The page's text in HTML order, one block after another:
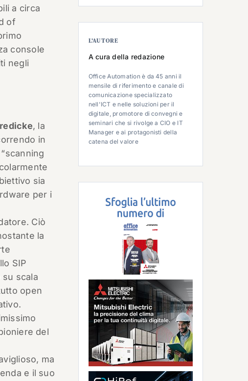
a circa
of
console
negli
, la
in
sia
per i
Ciò
la
SIP
scala
open
del
ma
e il suo
L’AUTORE
A cura della redazione
Office Automation è da 45 anni il
mensile di riferimento e canale di
comunicazione specializzato
nell'ICT e nelle soluzioni per il
digitale, promotore di convegni e
seminari che si rivolge a CIO e IT
Manager e ai protagonisti della
catena del valore